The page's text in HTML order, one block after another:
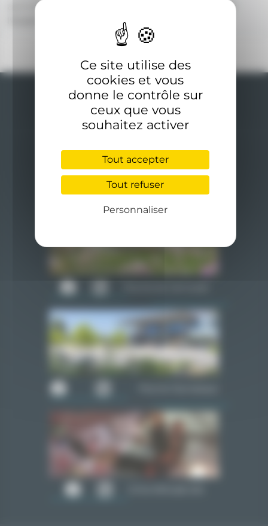
activité. Renseignez-vous auprès de l'accueil de
l'établissement pour plus d'informations.
Rejoignez-nous
Ce site utilise des
cookies et vous
donne le contrôle sur
ceux que vous
souhaitez activer
Tout accepter
Tout refuser
Personnaliser